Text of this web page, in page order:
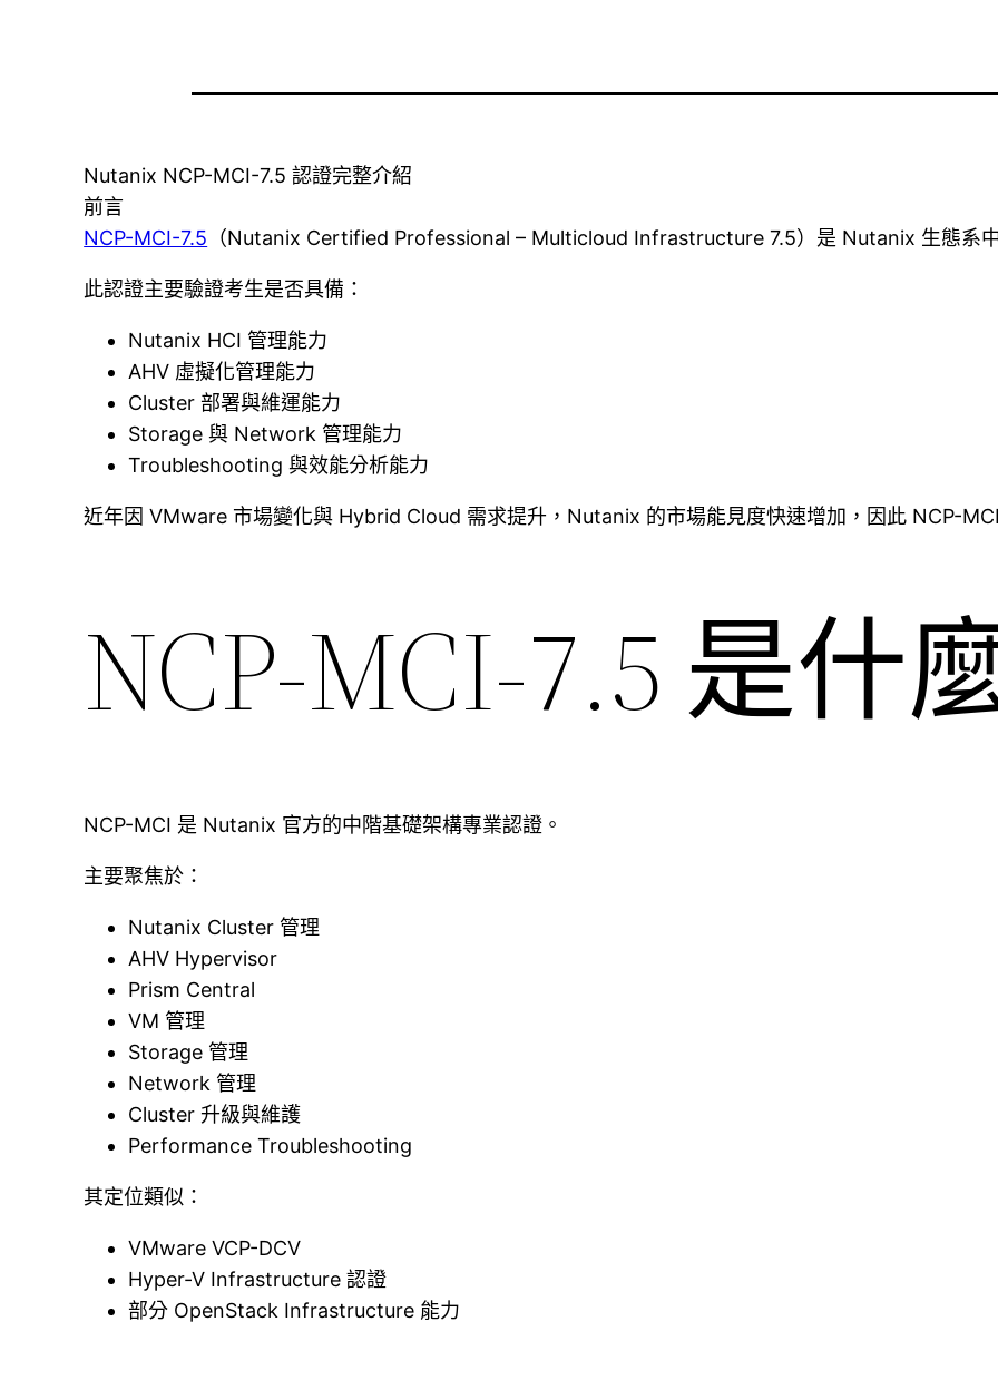
Nutanix NCP-MCI-7.5 認證完整介紹
前言
NCP-MCI-7.5 （Nutanix Certified Professional – Multicloud Infrastructure 7.5）是 Nutanix 生態系
此認證主要驗證考生是否具備：
Nutanix HCI 管理能力
AHV 虛擬化管理能力
Cluster 部署與維運能力
Storage 與 Network 管理能力
Troubleshooting 與效能分析能力
近年因 VMware 市場變化與 Hybrid Cloud 需求提升，Nutanix 的市場能見度快速增加，因此 NCP-
NCP-MCI-7.5 是什
NCP-MCI 是 Nutanix 官方的中階基礎架構專業認證。
主要聚焦於：
Nutanix Cluster 管理
AHV Hypervisor
Prism Central
VM 管理
Storage 管理
Network 管理
Cluster 升級與維護
Performance Troubleshooting
其定位類似：
VMware VCP-DCV
Hyper-V Infrastructure 認證
部分 OpenStack Infrastructure 能力